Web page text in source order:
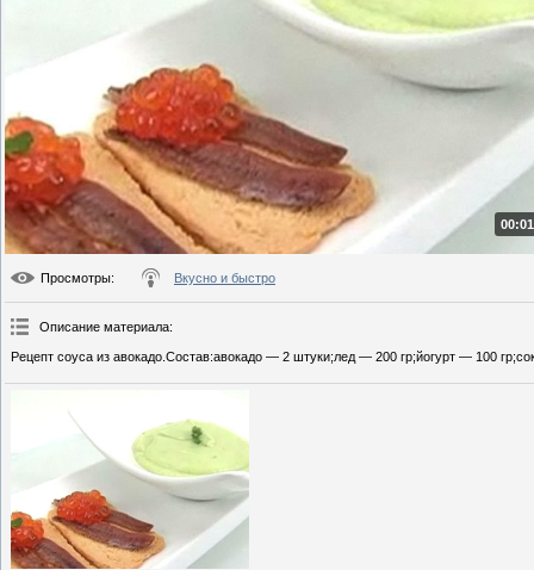
Просмотры: Вкусно и быстро
Описание материала:
Рецепт соуса из авокадо.Состав:авокадо — 2 штуки;лед — 200 гр;йогурт — 100